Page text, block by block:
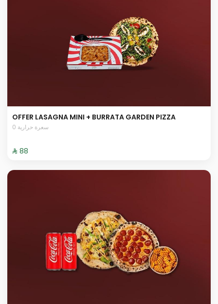
OFFER LASAGNA MINI + BURRATA GARDEN PIZZA
0 سعرة حرارية
⁨⁦‪‬ 88⁩